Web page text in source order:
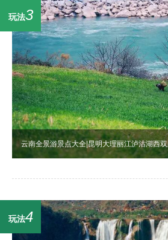
玩法3
云南全景游景点大全|昆明大理丽江泸沽湖西
玩法4